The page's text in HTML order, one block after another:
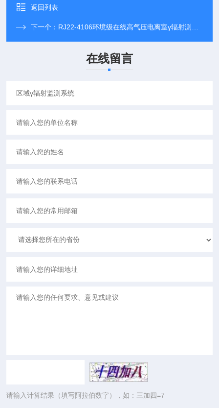
返回列表
下一个： RJ22-4106环境级在线高气压电离室γ辐射测量仪
在线留言
请输入计算结果（填写阿拉伯数字），如：三加四=7